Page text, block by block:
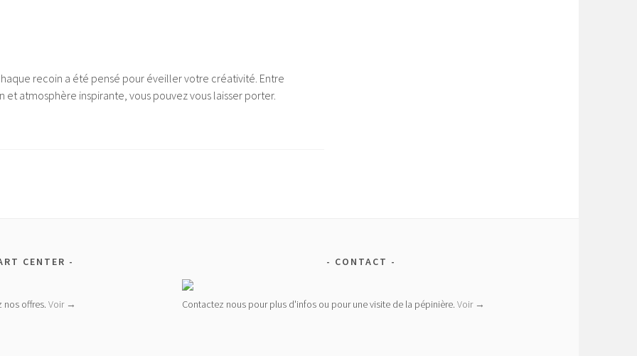
recoin a été pensé pour éveiller votre créativité. Entre
atmosphère inspirante, vous pouvez vous laisser porter.
CENTER
nos offres. Voir →
CONTACT
Contactez nous pour plus d'infos ou pour une visite de la pépinière.Voir →